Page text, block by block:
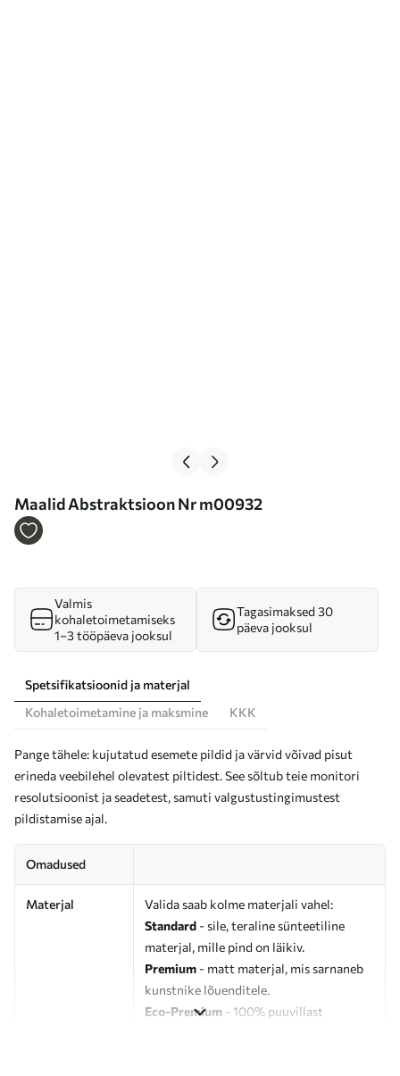
Maalid Abstraktsioon Nr m00932
Valmis
kohaletoimetamiseks
1–3 tööpäeva jooksul
Tagasimaksed 30
päeva jooksul
Spetsifikatsioonid ja materjal
Kohaletoimetamine ja maksmine
KKK
Pange tähele: kujutatud esemete pildid ja värvid võivad pisut
erineda veebilehel olevatest piltidest. See sõltub teie monitori
resolutsioonist ja seadetest, samuti valgustustingimustest
pildistamise ajal.
Omadused
Materjal
Valida saab kolme materjali vahel:
Standard - sile, teraline sünteetiline
materjal, mille pind on läikiv.
Premium - matt materjal, mis sarnaneb
kunstnike lõuenditele.
Eco-Premium - 100% puuvillast